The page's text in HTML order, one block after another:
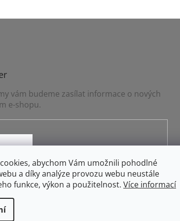
abychom Vám umožnili pohodlné
a díky analýze provozu webu neustále
funkce, výkon a použitelnost. Více informací
vám budeme zasílat informace o nových
e-shopu.
ochrany osobních údajů
vyhrazena.